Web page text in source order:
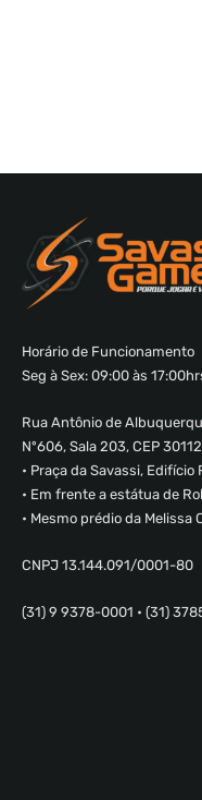
Horário de Funcionamento
Seg à Sex: 09:00 às
Rua Antônio de
Nº606, Sala 203, CEP
• Praça da Savassi, Edifício
• Em frente a estátua de
• Mesmo prédio da Melissa
CNPJ 13.144.091/0001-80
(31) 9 9378-0001 • (31)